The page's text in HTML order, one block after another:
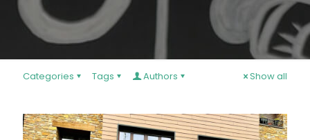
Categories Tags Authors Show all